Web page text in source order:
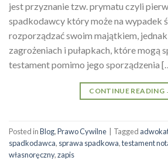
jest przyznanie tzw. prymatu czyli
spadkodawcy który może na wypadek
rozporządzać swoim majątkiem,
zagrożeniach i pułapkach, które mogą
testament pomimo jego sporządzenia
CONTINUE READING
Posted inBlog,Prawo Cywilne Tagged
spadkodawca, sprawa spadkowa,testament
własnoręczny,zapis